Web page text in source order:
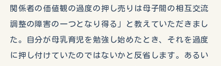
関係者の価値観の過度の押し売りは母子間の相互交流
調整の障害の一つとなり得る」と教えていただきまし
た。自分が母乳育児を勉強し始めたとき、それを過度
に押し付けていたのではないかと反省します。あるい